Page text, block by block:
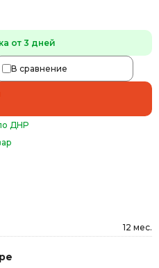
от 3 дней
В сравнение
ДНР
12 мес.